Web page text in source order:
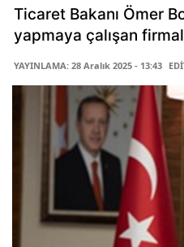
Ticaret Bakanı Ömer
yapmaya çalışan
YAYINLAMA: 28 Aralık 2025 - 13:43